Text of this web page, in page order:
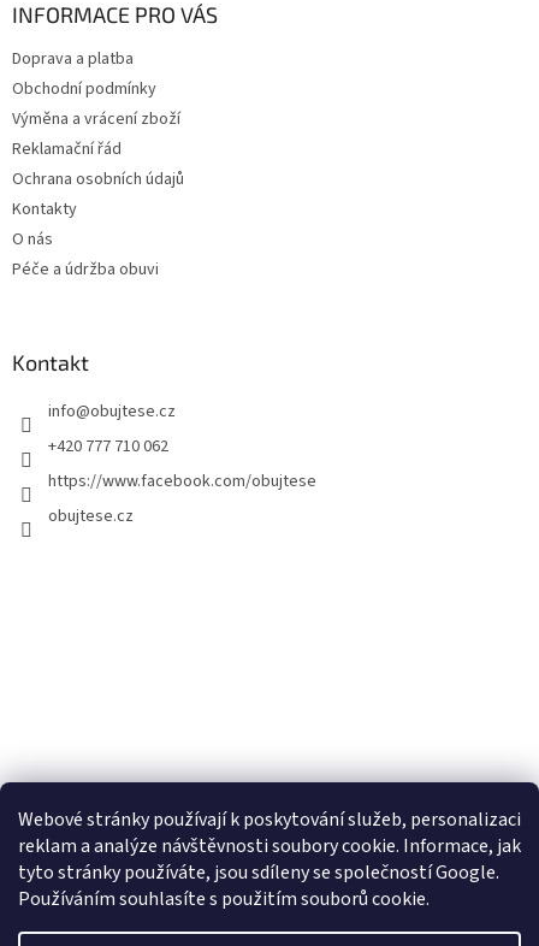
Webové stránky používají k poskytování služeb, personalizaci
reklam a analýze návštěvnosti soubory cookie. Informace, jak
tyto stránky používáte, jsou sdíleny se společností Google.
Používáním souhlasíte s použitím souborů cookie.
INFORMACE PRO VÁS
Doprava a platba
Obchodní podmínky
Výměna a vrácení zboží
Reklamační řád
Ochrana osobních údajů
Kontakty
O nás
Péče a údržba obuvi
Kontakt
info@obujtese.cz
+420 777 710 062
https://www.facebook.com/obujtese
obujtese.cz